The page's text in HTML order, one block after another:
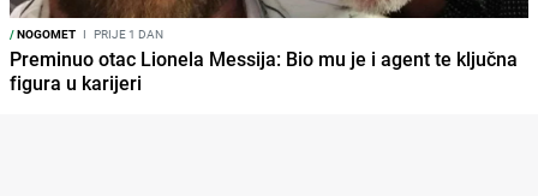
/NOGOMET I PRIJE 1 DAN
Preminuo otac Lionela Messija: Bio mu je i agent te ključna
figura u karijeri